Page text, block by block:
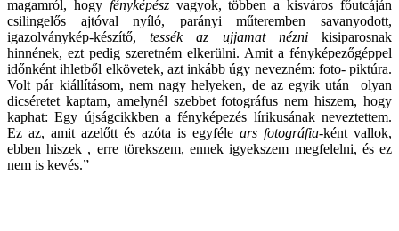
magamról, hogy fényképész vagyok, többen a kisváros főutcáján
csilingelős ajtóval nyíló, parányi műteremben savanyodott,
igazolványkép-készítő,tessék az ujjamat néznikisiparosnak
hinnének, ezt pedig szeretném elkerülni. Amit a fényképezőgéppel
időnként ihletből elkövetek, azt inkább úgy nevezném: foto- piktúra.
Volt pár kiállításom, nem nagy helyeken, de az egyik után olyan
dicséretet kaptam, amelynél szebbet fotográfus nem hiszem, hogy
kaphat: Egy újságcikkben a fényképezés lírikusának neveztettem.
Ez az, amit azelőtt és azóta is egyféle ars fotográfia-ként vallok,
ebben hiszek , erre törekszem, ennek igyekszem megfelelni, és ez
nem is kevés.”